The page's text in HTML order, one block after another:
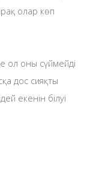
олар көп
ол оны сүймейді
дос сияқты
екенін білуі